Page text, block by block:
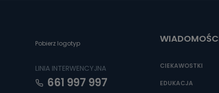
Jakie
źródeł
adres
Pobierz logotyp
LINIA INTERWENCYJNA
661 997 997
CIEKAWOSTKI
EDUKACJA